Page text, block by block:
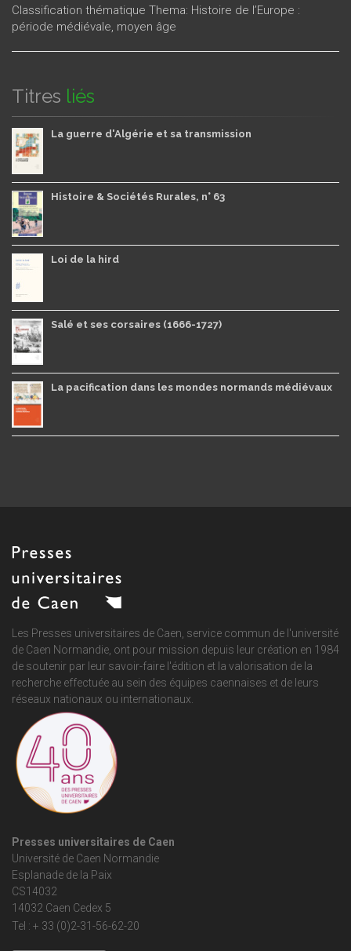
Classification thématique Thema: Histoire de l’Europe :
période médiévale, moyen âge
Titres liés
La guerre d'Algérie et sa transmission
Histoire & Sociétés Rurales, n° 63
Loi de la hird
Salé et ses corsaires (1666-1727)
La pacification dans les mondes normands médiévaux
Les Presses universitaires de Caen, service commun de l'université
de Caen Normandie, ont pour mission depuis leur création en 1984
de soutenir par leur savoir-faire l'édition et la valorisation de la
recherche effectuée au sein des équipes caennaises et de leurs
réseaux nationaux ou internationaux.
Presses universitaires de Caen
Université de Caen Normandie
Esplanade de la Paix
CS14032
14032 Caen Cedex 5
Tel : + 33 (0)2-31-56-62-20